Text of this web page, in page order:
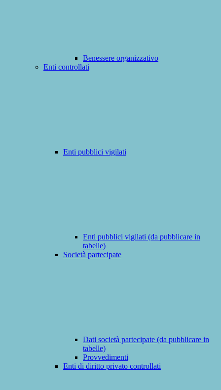
Benessere organizzativo
Enti controllati
Enti pubblici vigilati
Enti pubblici vigilati (da pubblicare in
tabelle)
Società partecipate
Dati società partecipate (da pubblicare in
tabelle)
Provvedimenti
Enti di diritto privato controllati